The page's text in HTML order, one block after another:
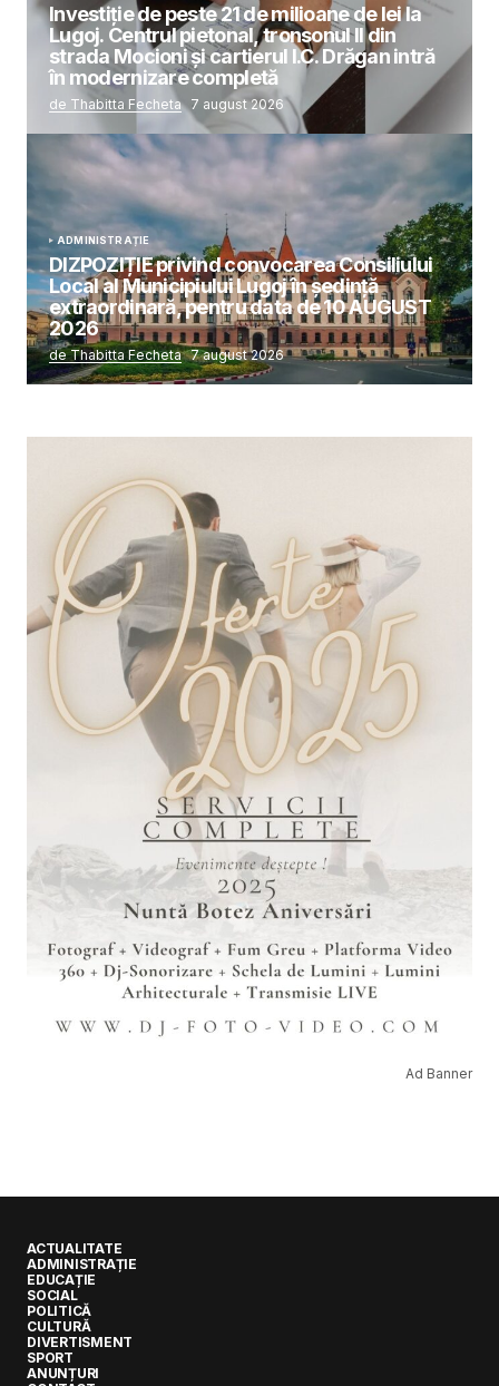
Investiție de peste 21 de milioane de lei la
Lugoj. Centrul pietonal, tronsonul II din
strada Mocioni și cartierul I.C. Drăgan intră
în modernizare completă
de Thabitta Fecheta 7 august 2026
ADMINISTRAȚIE
DIZPOZIȚIE privind convocarea Consiliului
Local al Municipiului Lugoj în şedinţă
extraordinară, pentru data de 10 AUGUST
2026
de Thabitta Fecheta 7 august 2026
Ad Banner
ACTUALITATE
ADMINISTRAȚIE
EDUCAȚIE
SOCIAL
POLITICĂ
CULTURĂ
DIVERTISMENT
SPORT
ANUNȚURI